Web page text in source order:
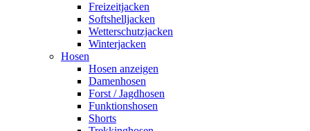
Freizeitjacken
Softshelljacken
Wetterschutzjacken
Winterjacken
Hosen
Hosen anzeigen
Damenhosen
Forst / Jagdhosen
Funktionshosen
Shorts